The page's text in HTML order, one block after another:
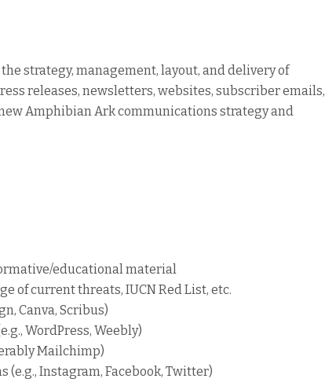
strategy, management, layout, and delivery of
releases, newsletters, websites, subscriber emails,
Amphibian Ark communications strategy and
educational material
of current threats, IUCN Red List, etc.
Canva, Scribus)
WordPress, Weebly)
Mailchimp)
Instagram, Facebook, Twitter)